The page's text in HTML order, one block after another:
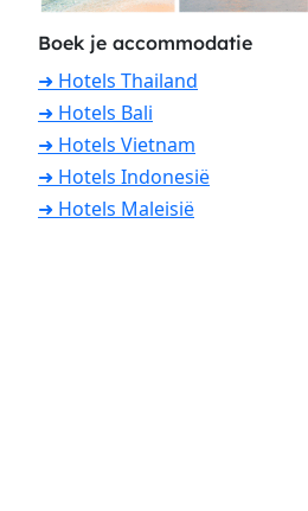
Boek je accommodatie
➜ Hotels Thailand
➜ Hotels Bali
➜ Hotels Vietnam
➜ Hotels Indonesië
➜ Hotels Maleisië